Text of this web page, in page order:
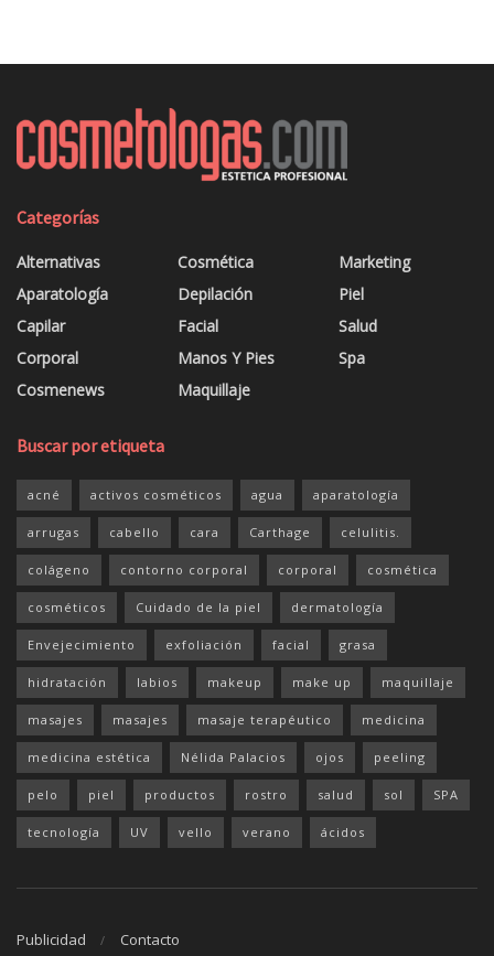
Categorías
Alternativas
Aparatología
Capilar
Corporal
Cosmenews
Cosmética
Depilación
Facial
Manos Y Pies
Maquillaje
Marketing
Piel
Salud
Spa
Buscar por etiqueta
acné activos cosméticos agua aparatología
arrugas cabello cara Carthage celulitis.
colágeno contorno corporal corporal cosmética
cosméticos Cuidado de la piel dermatología
Envejecimiento exfoliación facial grasa
hidratación labios makeup make up maquillaje
masajes masajes masaje terapéutico medicina
medicina estética Nélida Palacios ojos peeling
pelo piel productos rostro salud sol SPA
tecnología UV vello verano ácidos
Publicidad Contacto